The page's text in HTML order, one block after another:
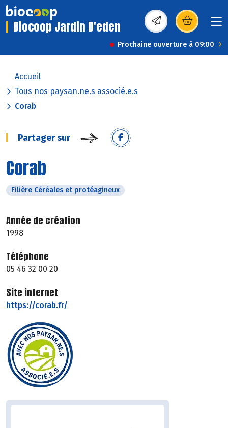
Biocoop Jardin D'eden (s’ouvre dans une
Prochaine ouverture à 09:00
Accueil
Tous nos paysan.ne.s associé.e.s
Corab
Partager sur
Corab
Filière Céréales et protéagineux
Année de création
1998
Téléphone
05 46 32 00 20
Site internet
https://corab.fr/